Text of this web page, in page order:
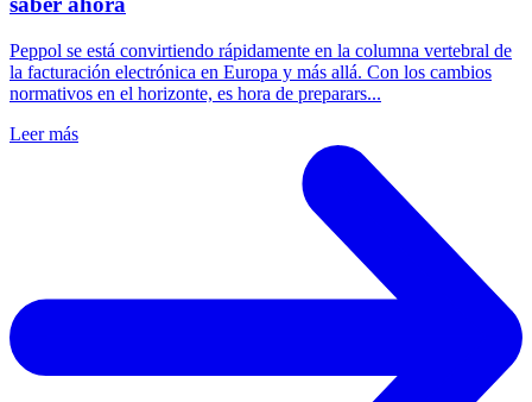
Peppol se está convirtiendo rápidamente en la columna vertebral de
la facturación electrónica en Europa y más allá. Con los cambios
normativos en el horizonte, es hora de preparars...
Leer más